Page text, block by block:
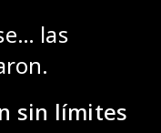
las
sin límites